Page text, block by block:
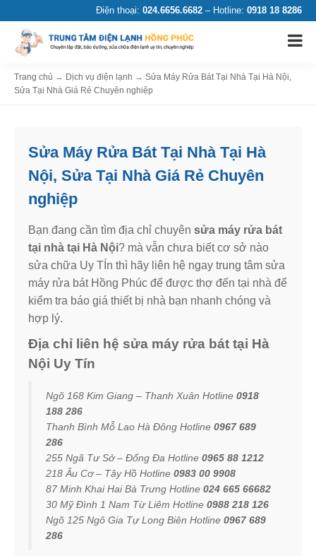
Điện thoại: 024.6656.6682 – Hotline: 0918 18 8286
Trang chủ → Dịch vụ điện lạnh → Sửa Máy Rửa Bát Tại Nhà Tại Hà Nội,
Sửa Tại Nhà Giá Rẻ Chuyên nghiệp
Sửa Máy Rửa Bát Tại Nhà Tại Hà
Nội, Sửa Tại Nhà Giá Rẻ Chuyên
nghiệp
Bạn đang cần tìm địa chỉ chuyên sửa máy rửa bát
tại nhà tại Hà Nội? mà vẫn chưa biết cơ sở nào
sửa chữa Uy TÍn thì hãy liên hệ ngay trung tâm sửa
máy rửa bát Hồng Phúc để được thợ đến tại nhà để
kiểm tra báo giá thiết bị nhà bạn nhanh chóng và
hợp lý.
Địa chỉ liên hệ sửa máy rửa bát tại Hà
Nội Uy Tín
Ngõ 168 Kim Giang – Thanh Xuân Hotline 0918
188 286
Thanh Bình Mỗ Lao Hà Đông Hotline 0967 689
286
255 Ngã Tư Sở – Đống Đa Hotline 0965 88 1212
218 Âu Cơ – Tây Hồ Hotline 0983 00 9908
87 Minh Khai Hai Bà Trưng Hotline 024 665 66682
30 Mỹ Đình 1 Nam Từ Liêm Hotline 0988 218 126
Ngõ 125 Ngô Gia Tự Long Biên Hotline 0967 689
286